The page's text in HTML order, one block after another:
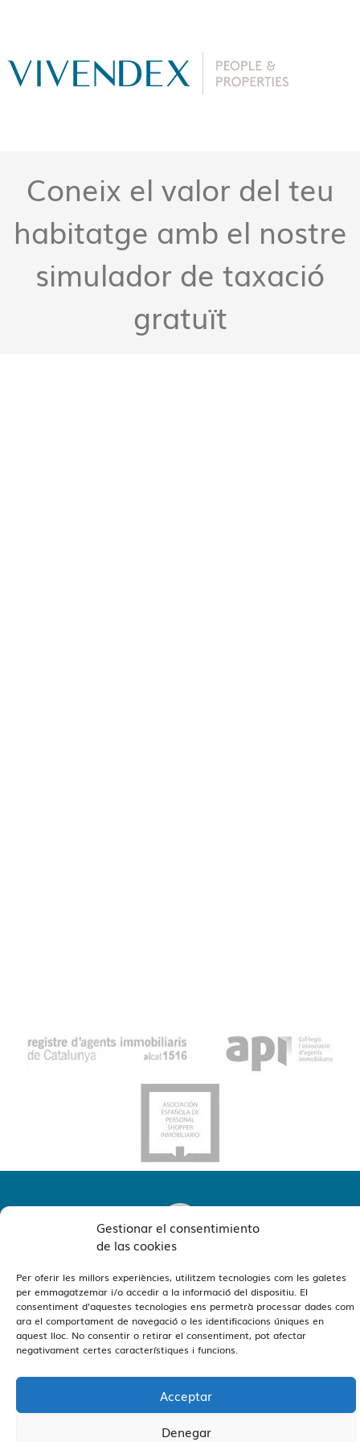
Gestionar el consentimiento
de las cookies
Per oferir les millors experiències, utilitzem tecnologies com les galetes
per emmagatzemar i/o accedir a la informació del dispositiu. El
consentiment d'aquestes tecnologies ens permetrà processar dades com
ara el comportament de navegació o les identificacions úniques en
aquest lloc. No consentir o retirar el consentiment, pot afectar
negativament certes característiques i funcions.
Acceptar
Denegar
Coneix el valor del teu
habitatge amb el nostre
simulador de taxació
gratuït
Estamos en Barcelona y Reus Veure Oficines
Vivendex2026 Avís Legal
Política de privadesa
Política de Cookies